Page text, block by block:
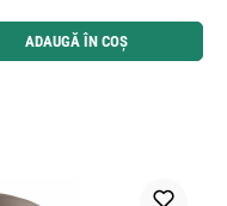
butoanele pentru a mări sau micșora
ADAUGĂ ÎN COȘ